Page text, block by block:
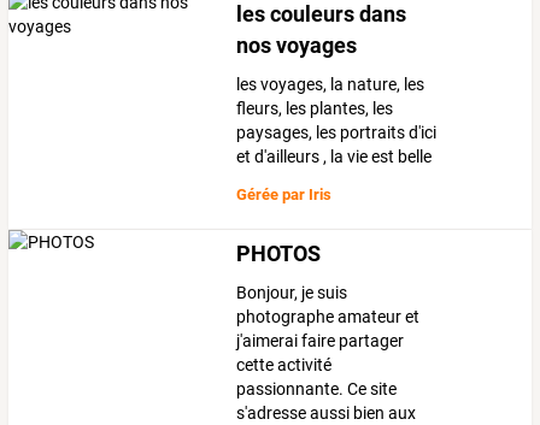
les couleurs dans
nos voyages
les voyages, la nature, les
fleurs, les plantes, les
paysages, les portraits d'ici
et d'ailleurs , la vie est belle
Gérée par Iris
PHOTOS
Bonjour, je suis
photographe amateur et
j'aimerai faire partager
cette activité
passionnante. Ce site
s'adresse aussi bien aux